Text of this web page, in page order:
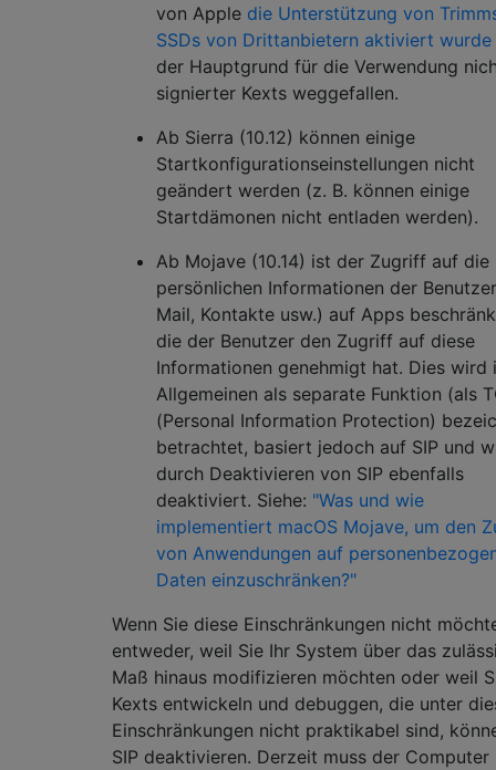
von Apple die Unterstützung von
SSDs von Drittanbietern aktiviert wurde
der Hauptgrund für die Verwendung
signierter Kexts weggefallen.
Ab Sierra (10.12) können einige
Startkonfigurationseinstellungen nicht
geändert werden (z. B. können einige
Startdämonen nicht entladen werden).
Ab Mojave (10.14) ist der Zugriff auf die
persönlichen Informationen der
Mail, Kontakte usw.) auf Apps
die der Benutzer den Zugriff auf diese
Informationen genehmigt hat. Dies wird
Allgemeinen als separate Funktion (als
(Personal Information Protection)
betrachtet, basiert jedoch auf SIP und
durch Deaktivieren von SIP ebenfalls
deaktiviert. Siehe: "Was und wie
implementiert macOS Mojave, um den
von Anwendungen auf
Daten einzuschränken?"
Wenn Sie diese Einschränkungen nicht
entweder, weil Sie Ihr System über das
Maß hinaus modifizieren möchten oder weil
Kexts entwickeln und debuggen, die unter
Einschränkungen nicht praktikabel sind,
SIP deaktivieren. Derzeit muss der Computer